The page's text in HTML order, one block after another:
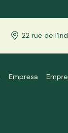
22 rue de
Empresa